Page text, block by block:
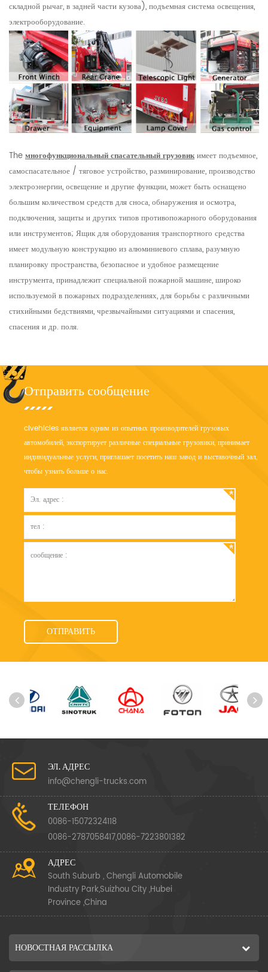
складной рычаг, в задней части кузова), подъемная система освещения,
электрооборудование.
Theмногофункциональный спасательный грузовикимеет подъемное,
самоспасательное / тяговое устройство, разминирование, производство
электроэнергии, освещение и другие функции, может быть оснащено
большим количеством средств для сноса, обнаружения и осмотра,
подключения, защиты и других типов противопожарного оборудования
или инструментов; Ящик для оборудования транспортного средства
имеет модульную конструкцию из алюминиевого сплава, разумную
планировку пространства, безопасное и удобное размещение
инструмента, принадлежит специальной пожарной машине, широко
используемой в пожарных подразделениях, для борьбы с различными
стихийными бедствиями, чрезвычайными ситуациями и спасения,
спасения и др. поля.
Отправить сообщение
clvehicles является одним из опытных производителей грузовых
автомобилей, экспортирует различные специальные грузовики, принимает
индивидуальные услуги, приглашает посетить наш завод и выставочный зал,
чтобы узнать больше о нас.
ЭЛ. АДРЕС
info@chengli-trucks.com
ТЕЛЕФОН
0086-15072324118
0086-2787058417,0086-7223801382
АДРЕС
South Suburb , Chengli Automobile
Industry Park,Suizhou City ,Hubei
Province ,China
НОВОСТНАЯ РАССЫЛКА